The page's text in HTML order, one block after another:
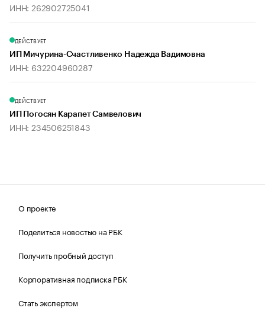
ИНН: 262902725041
ДЕЙСТВУЕТ
ИП Мичурина-Счастливенко Надежда Вадимовна
ИНН: 632204960287
ДЕЙСТВУЕТ
ИП Погосян Карапет Самвелович
ИНН: 234506251843
О проекте
Поделиться новостью на РБК
Получить пробный доступ
Корпоративная подписка РБК
Стать экспертом